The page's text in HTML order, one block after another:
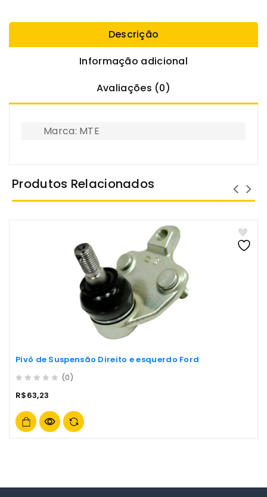
Descrição
Informação adicional
Avaliações (0)
Marca: MTE
Produtos Relacionados
Pivô de Suspensão Direito e esquerdo Ford
out
5
(0)
R$63,23